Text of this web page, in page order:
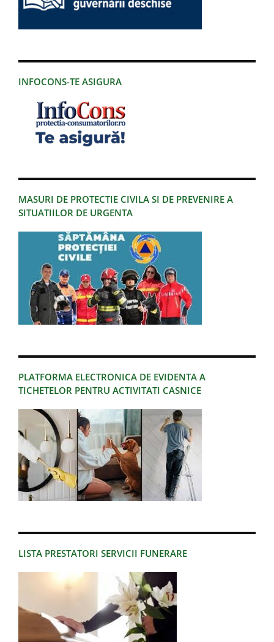
INFOCONS-TE ASIGURA
MASURI DE PROTECTIE CIVILA SI DE PREVENIRE A
SITUATIILOR DE URGENTA
PLATFORMA ELECTRONICA DE EVIDENTA A
TICHETELOR PENTRU ACTIVITATI CASNICE
LISTA PRESTATORI SERVICII FUNERARE